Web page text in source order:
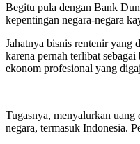
Begitu pula dengan Bank
kepentingan negara-negara
Jahatnya bisnis rentenir yang
karena pernah terlibat
ekonom profesional yang
Tugasnya, menyalurkan
negara, termasuk Indonesia.